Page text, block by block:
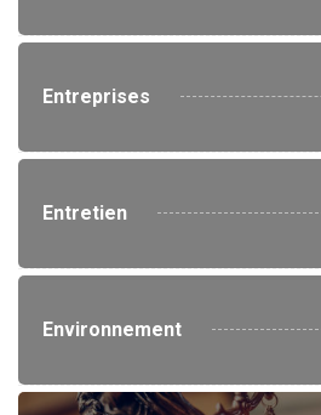
Entreprises
Entretien
Environnement